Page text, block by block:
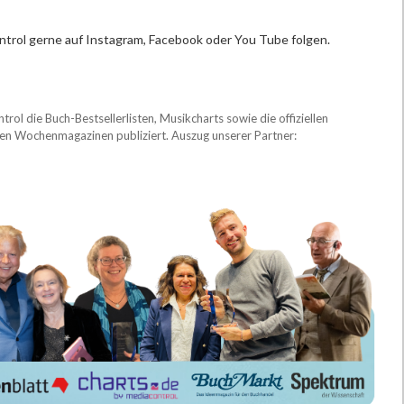
gerne auf Instagram, Facebook oder You Tube folgen.
die Buch-Bestsellerlisten, Musikcharts sowie die offiziellen
Wochenmagazinen publiziert. Auszug unserer Partner: